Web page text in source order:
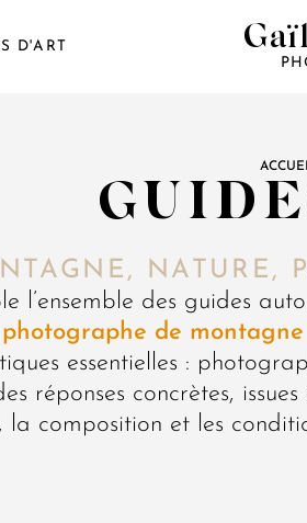
D'ART
NATURE,
l’ensemble des guides
photographe de montagne
essentielles :
réponses concrètes,
la composition et les